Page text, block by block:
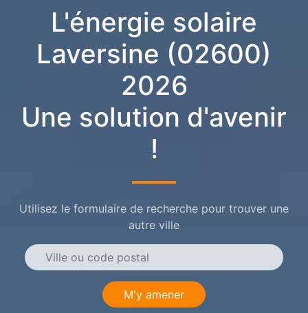
L'énergie solaire
Laversine (02600)
2026
Une solution d'avenir
!
Utilisez le formulaire de recherche pour trouver une
autre ville
M'y amener